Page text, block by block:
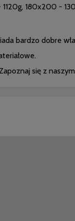
180x200 -
bardzo dobre
się z